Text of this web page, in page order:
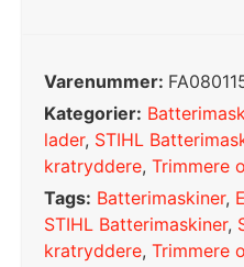
Varenummer:
Kategorier:
lader, STIHL
kratryddere, Trimmere
Tags: Batterimaskiner,
STIHL Batterimaskiner,
kratryddere, Trimmere